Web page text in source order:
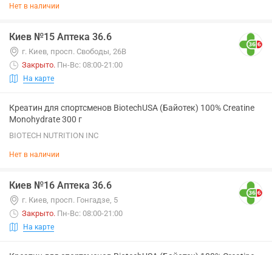
Нет в наличии
Киев №15 Аптека 36.6
г. Киев, просп. Свободы, 26В
Закрыто. Пн-Вс: 08:00-21:00
На карте
Креатин для спортсменов BiotechUSA (Байотек) 100% Creatine
Monohydrate 300 г
BIOTECH NUTRITION INC
Нет в наличии
Киев №16 Аптека 36.6
г. Киев, просп. Гонгадзе, 5
Закрыто. Пн-Вс: 08:00-21:00
На карте